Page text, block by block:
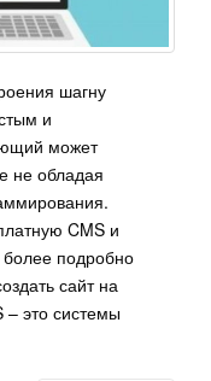
шагну
и
может
не обладая
CMS и
более подробно
сайт на
это системы